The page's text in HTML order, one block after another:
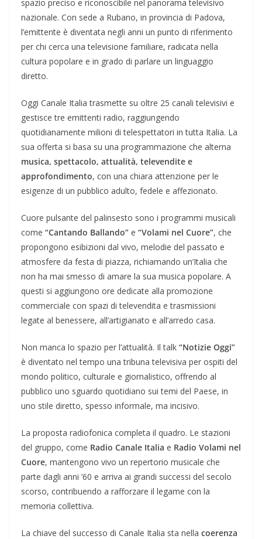
spazio preciso e riconoscibile nel panorama televisivo
nazionale. Con sede a Rubano, in provincia di Padova,
l’emittente è diventata negli anni un punto di riferimento
per chi cerca una televisione familiare, radicata nella
cultura popolare e in grado di parlare un linguaggio
diretto.
Oggi Canale Italia trasmette su oltre 25 canali televisivi e
gestisce tre emittenti radio, raggiungendo
quotidianamente milioni di telespettatori in tutta Italia. La
sua offerta si basa su una programmazione che alterna
musica, spettacolo, attualità, televendite e
approfondimento, con una chiara attenzione per le
esigenze di un pubblico adulto, fedele e affezionato.
Cuore pulsante del palinsesto sono i programmi musicali
come “Cantando Ballando” e “Volami nel Cuore”, che
propongono esibizioni dal vivo, melodie del passato e
atmosfere da festa di piazza, richiamando un’Italia che
non ha mai smesso di amare la sua musica popolare. A
questi si aggiungono ore dedicate alla promozione
commerciale con spazi di televendita e trasmissioni
legate al benessere, all’artigianato e all’arredo casa.
Non manca lo spazio per l’attualità. Il talk “Notizie Oggi”
è diventato nel tempo una tribuna televisiva per ospiti del
mondo politico, culturale e giornalistico, offrendo al
pubblico uno sguardo quotidiano sui temi del Paese, in
uno stile diretto, spesso informale, ma incisivo.
La proposta radiofonica completa il quadro. Le stazioni
del gruppo, come Radio Canale Italia e Radio Volami nel
Cuore, mantengono vivo un repertorio musicale che
parte dagli anni ’60 e arriva ai grandi successi del secolo
scorso, contribuendo a rafforzare il legame con la
memoria collettiva.
La chiave del successo di Canale Italia sta nella coerenza